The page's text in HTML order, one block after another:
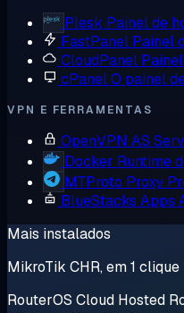
Plesk Painel de
FastPanel Painel
CloudPanel
cPanelO painel
VPN E FERRAMENTAS
OpenVPN AS
Docker Runtime
MTProto Proxy
BlueStacks Apps
Mais instalados
MikroTik CHR, em 1 clique
RouterOS Cloud Hosted